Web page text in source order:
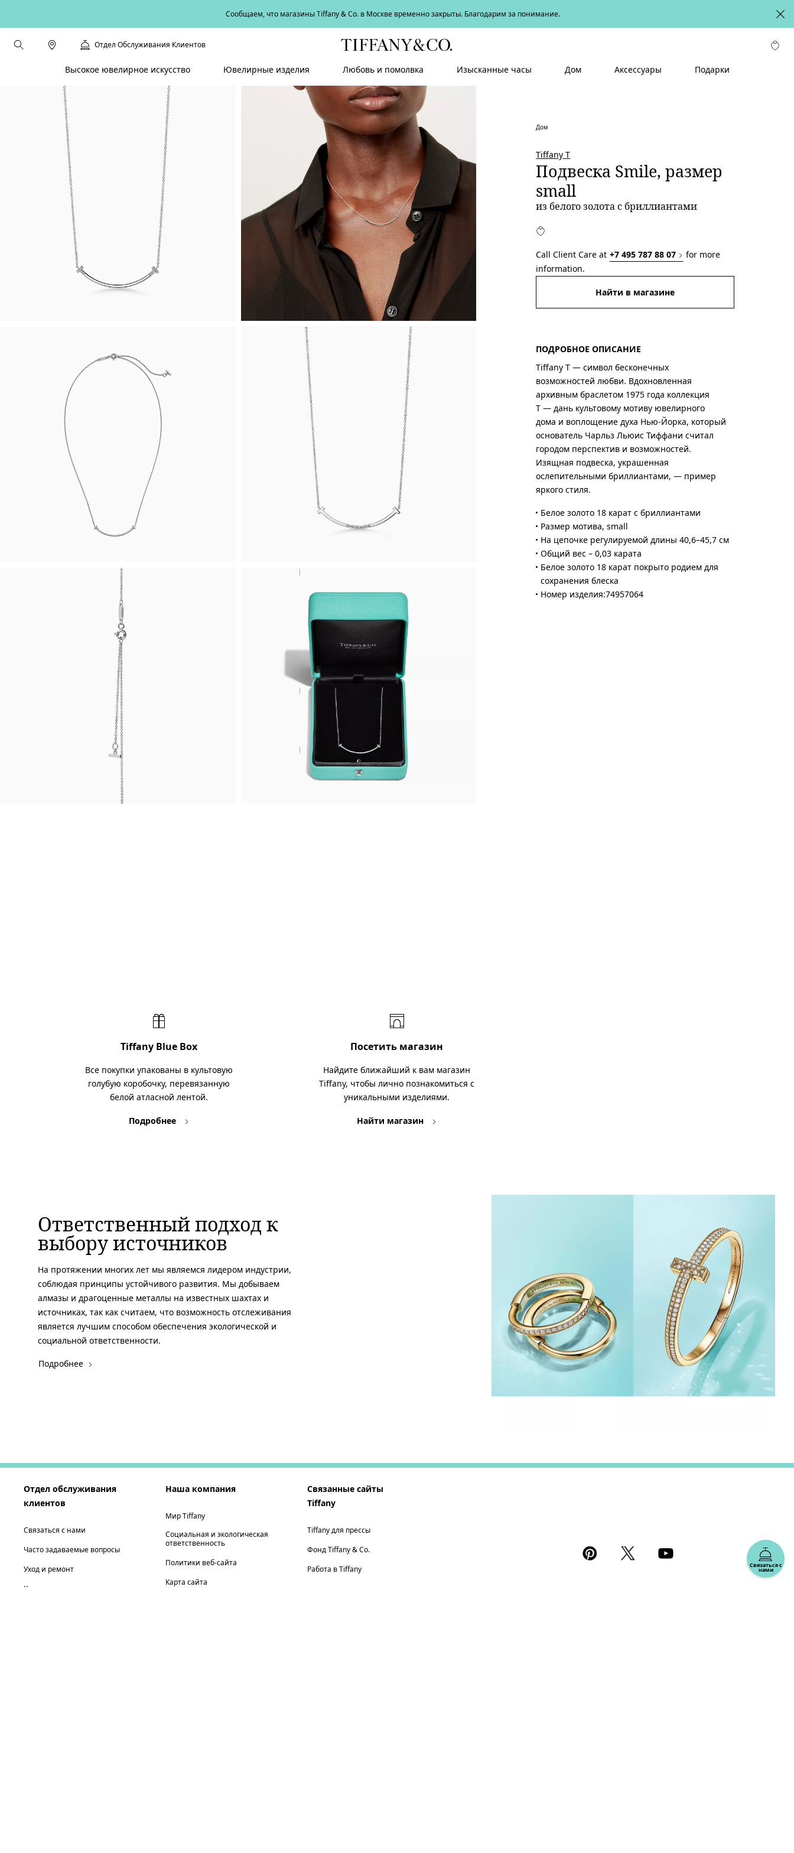
Сообщаем, что магазины Tiffany & Co. в Москве временно закрыты. Благодарим за понимание.
Отдел Обслуживания Клиентов
Высокое ювелирное искусство Ювелирные изделия Любовь и помолвка Изысканные часы Дом Аксессуары Подарки
Дом
Tiffany T
Подвеска Smile, размер
small
из белого золота с бриллиантами
Call Client Care at +7 495 787 88 07
for more
information.
Найти в магазине
ПОДРОБНОЕ ОПИСАНИЕ
Tiffany T — символ бесконечных
возможностей любви. Вдохновленная
архивным браслетом 1975 года коллекция
T — дань культовому мотиву ювелирного
дома и воплощение духа Нью-Йорка, который
основатель Чарльз Льюис Тиффани считал
городом перспектив и возможностей.
Изящная подвеска, украшенная
ослепительными бриллиантами, — пример
яркого стиля.
Белое золото 18 карат с бриллиантами
Размер мотива, small
На цепочке регулируемой длины 40,6–45,7 см
Общий вес – 0,03 карата
Белое золото 18 карат покрыто родием для
сохранения блеска
Номер изделия:74957064
Tiffany Blue Box
Все покупки упакованы в культовую
голубую коробочку, перевязанную
белой атласной лентой.
Подробнее
Посетить магазин
Найдите ближайший к вам магазин
Tiffany, чтобы лично познакомиться с
уникальными изделиями.
Найти магазин
Ответственный подход к
выбору источников
На протяжении многих лет мы являемся лидером индустрии,
соблюдая принципы устойчивого развития. Мы добываем
алмазы и драгоценные металлы на известных шахтах и
источниках, так как считаем, что возможность отслеживания
является лучшим способом обеспечения экологической и
социальной ответственности.
Подробнее
Связаться с
нами
Отдел обслуживания
клиентов
Связаться с нами
Часто задаваемые вопросы
Уход и ремонт
Каталоги
Наша компания
Мир Tiffany
Социальная и экологическая
ответственность
Политики веб-сайта
Карта сайта
Связанные сайты
Tiffany
Tiffany для прессы
Фонд Tiffany & Co.
Работа в Tiffany